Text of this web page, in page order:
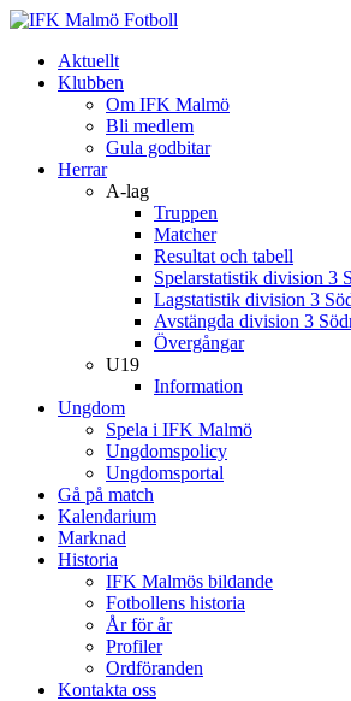
Aktuellt
Klubben
Om IFK Malmö
Bli medlem
Gula godbitar
Herrar
A-lag
Truppen
Matcher
Resultat och tabell
Spelarstatistik division 3
Lagstatistik division 3
Avstängda division 3
Övergångar
U19
Information
Ungdom
Spela i IFK Malmö
Ungdomspolicy
Ungdomsportal
Gå på match
Kalendarium
Marknad
Historia
IFK Malmös bildande
Fotbollens historia
År för år
Profiler
Ordföranden
Kontakta oss